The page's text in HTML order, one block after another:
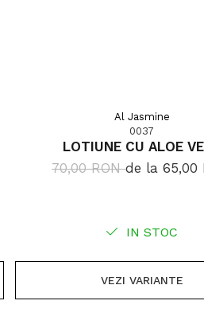
Al Jasmine
0037
LOTIUNE CU ALOE
70,00 RONde la 65,00
IN STOC
VEZI VARIANTE